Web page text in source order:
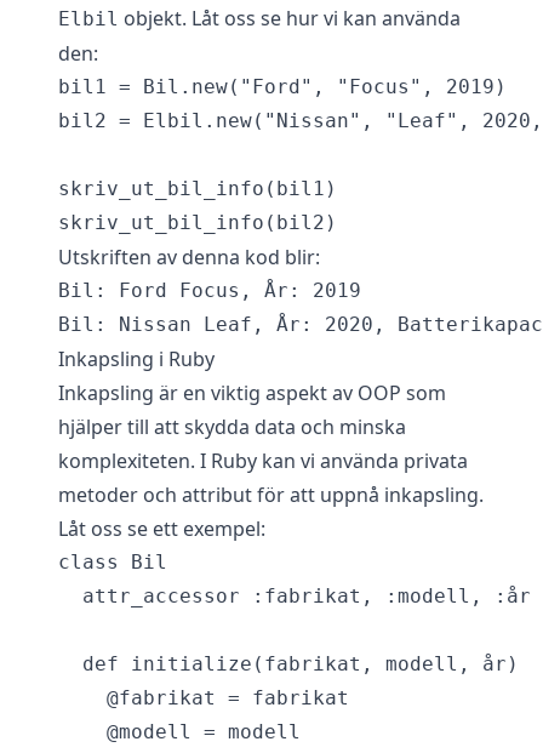
Elbil objekt. Låt oss se hur vi kan använda
den:
bil1 = Bil.new("Ford", "Focus", 2019)
bil2 = Elbil.new("Nissan", "Leaf",
skriv_ut_bil_info(bil1)
Utskriften av denna kod blir:
Bil: Ford Focus, År: 2019
Inkapsling i Ruby
Inkapsling är en viktig aspekt av OOP som
hjälper till att skydda data och minska
komplexiteten. I Ruby kan vi använda privata
metoder och attribut för att uppnå inkapsling.
Låt oss se ett exempel:
class Bil
  attr_accessor :fabrikat, :modell, :år
  def initialize(fabrikat, modell, år)
    @fabrikat = fabrikat
    @modell = modell